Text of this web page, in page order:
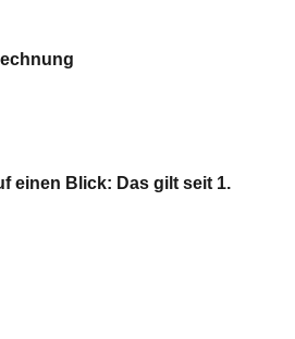
einen Blick: Das gilt seit 1.